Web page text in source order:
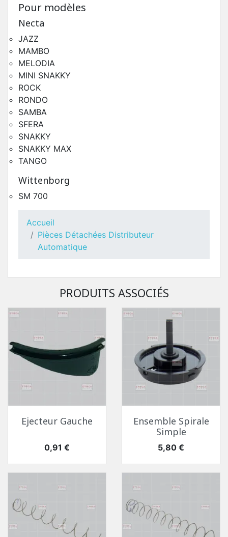
Pièces Détachées Distributeur Automatique
Toutes Pièces Détachées Necta Samba
Pièces Détachées Distributeur Automatique
Toutes Pièces Détachées Necta Tango
Pièces Détachées Distributeur Automatique
Pour modèles
Necta
JAZZ
MAMBO
MELODIA
MINI SNAKKY
ROCK
RONDO
SAMBA
SFERA
SNAKKY
SNAKKY MAX
TANGO
Wittenborg
SM 700
Accueil
Pièces Détachées Distributeur
Automatique
PRODUITS ASSOCIÉS
Ejecteur Gauche
Prix
0,91 €
Ensemble Spirale
Simple
Prix
5,80 €